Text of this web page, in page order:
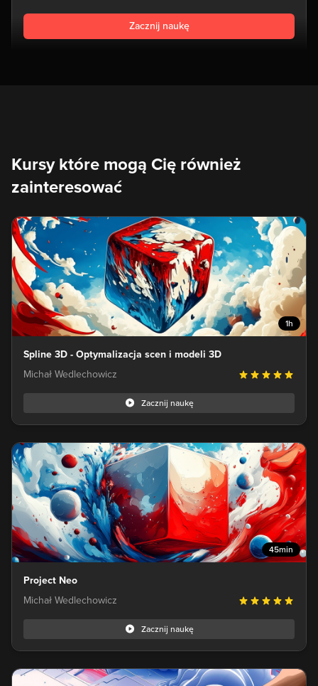
Zacznij naukę
Kursy które mogą Cię również
zainteresować
1h
Spline 3D - Optymalizacja scen i modeli 3D
Michał Wedlechowicz
Zacznij naukę
45min
Project Neo
Michał Wedlechowicz
Zacznij naukę